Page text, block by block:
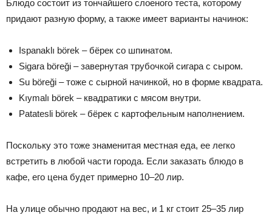
Блюдо состоит из тончайшего слоеного теста, которому
придают разную форму, а также имеет варианты начинок:
Ispanaklı börek – бёрек со шпинатом.
Sigara böreği – завернутая трубочкой сигара с сыром.
Su böreği – тоже с сырной начинкой, но в форме квадрата.
Kıymalı börek – квадратики с мясом внутри.
Patatesli börek – бёрек с картофельным наполнением.
Поскольку это тоже знаменитая местная еда, ее легко
встретить в любой части города. Если заказать блюдо в
кафе, его цена будет примерно 10–20 лир.
На улице обычно продают на вес, и 1 кг стоит 25–35 лир